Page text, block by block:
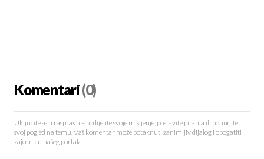
Komentari(0)
Uključite se u raspravu – podijelite svoje mišljenje, postavite pitanja ili ponudite
svoj pogled na temu. Vaš komentar može potaknuti zanimljiv dijalog i obogatiti
zajednicu našeg portala.